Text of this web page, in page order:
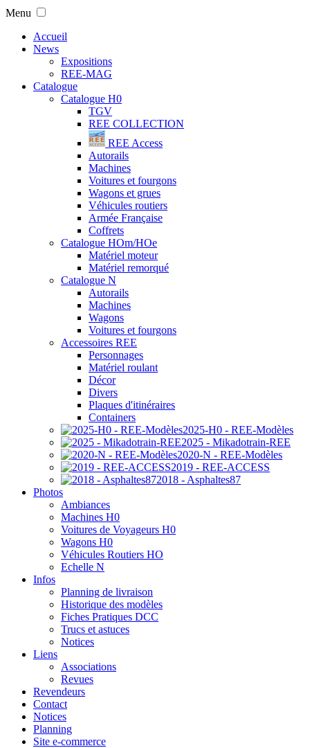
Menu
Accueil
News
Expositions
REE-MAG
Catalogue
Catalogue H0
TGV
REE COLLECTION
REE Access
Autorails
Machines
Voitures et fourgons
Wagons et grues
Véhicules routiers
Armée Française
Coffrets
Catalogue HOm/HOe
Matériel moteur
Matériel remorqué
Catalogue N
Autorails
Machines
Wagons
Voitures et fourgons
Accessoires REE
Personnages
Matériel roulant
Décor
Divers
Plaques d'itinéraires
Containers
2025-H0 - REE-Modèles
2025 - Mikadotrain-REE
2020-N - REE-Modèles
2019 - REE-ACCESS
2018 - Asphaltes87
Photos
Ambiances
Machines H0
Voitures de Voyageurs H0
Wagons H0
Véhicules Routiers HO
Echelle N
Infos
Planning de livraison
Historique des modèles
Fiches Pratiques DCC
Trucs et astuces
Notices
Liens
Associations
Revues
Revendeurs
Contact
Notices
Planning
Site e-commerce